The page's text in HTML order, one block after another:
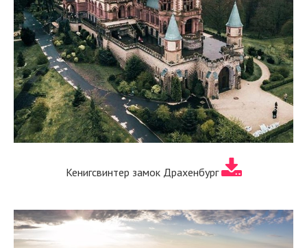
Кенигсвинтер замок Драхенбург